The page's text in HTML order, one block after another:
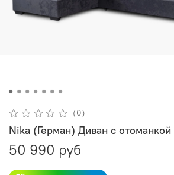
(0)
Nika (Герман) Диван с отоманкой
50 990 руб